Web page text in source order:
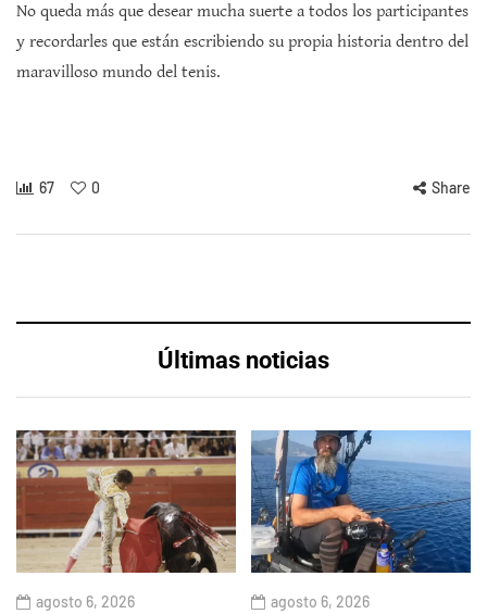
No queda más que desear mucha suerte a todos los participantes
y recordarles que están escribiendo su propia historia dentro del
maravilloso mundo del tenis.
67 0 Share
Últimas noticias
agosto 6, 2026 agosto 6, 2026